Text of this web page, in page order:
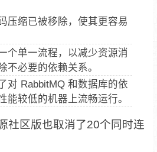
压缩已被移除，使其更容易
个单一流程，以减少资源消
不必要的依赖关系。
对 RabbitMQ 和数据库的依
能较低的机器上流畅运行。
社区版也取消了20个同时连